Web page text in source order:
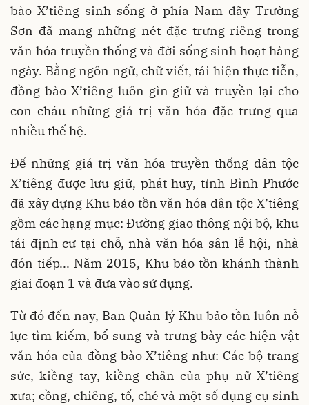
bào X’tiêng sinh sống ở phía Nam dãy Trường
Sơn đã mang những nét đặc trưng riêng trong
văn hóa truyền thống và đời sống sinh hoạt hàng
ngày. Bằng ngôn ngữ, chữ viết, tái hiện thực tiễn,
đồng bào X’tiêng luôn gìn giữ và truyền lại cho
con cháu những giá trị văn hóa đặc trưng qua
nhiều thế hệ.
Để những giá trị văn hóa truyền thống dân tộc
X’tiêng được lưu giữ, phát huy, tỉnh Bình Phước
đã xây dựng Khu bảo tồn văn hóa dân tộc X’tiêng
gồm các hạng mục: Đường giao thông nội bộ, khu
tái định cư tại chỗ, nhà văn hóa sân lễ hội, nhà
đón tiếp... Năm 2015, Khu bảo tồn khánh thành
giai đoạn 1 và đưa vào sử dụng.
Từ đó đến nay, Ban Quản lý Khu bảo tồn luôn nỗ
lực tìm kiếm, bổ sung và trưng bày các hiện vật
văn hóa của đồng bào X’tiêng như: Các bộ trang
sức, kiềng tay, kiềng chân của phụ nữ X’tiêng
xưa; cồng, chiêng, tố, ché và một số dụng cụ sinh